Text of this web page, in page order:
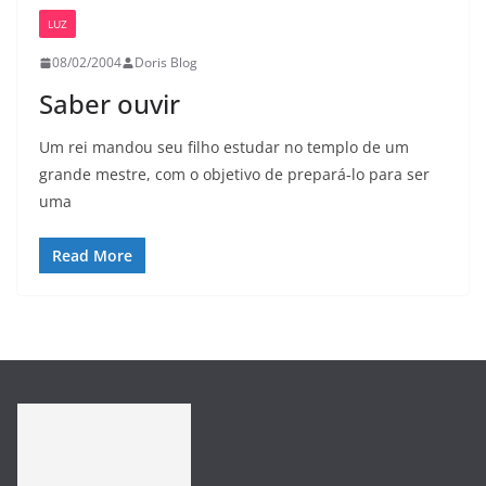
LUZ
08/02/2004 Doris Blog
Saber ouvir
Um rei mandou seu filho estudar no templo de um
grande mestre, com o objetivo de prepará-lo para ser
uma
Read More